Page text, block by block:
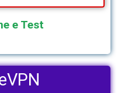
e Test